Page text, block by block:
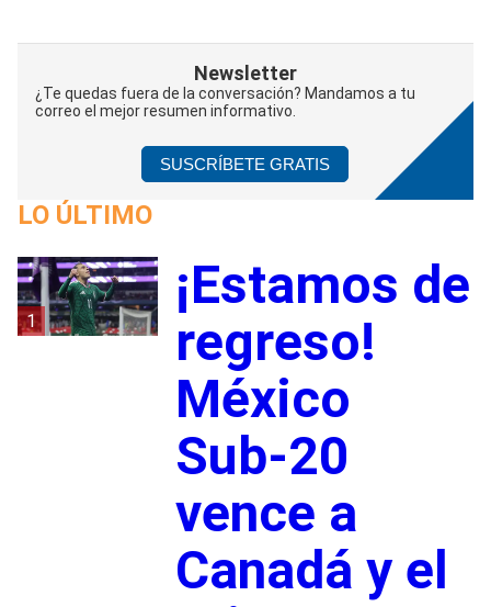
Newsletter
¿Te quedas fuera de la conversación? Mandamos a tu
correo el mejor resumen informativo.
SUSCRÍBETE GRATIS
LO ÚLTIMO
1
¡Estamos de
regreso!
México
Sub-20
vence a
Canadá y el